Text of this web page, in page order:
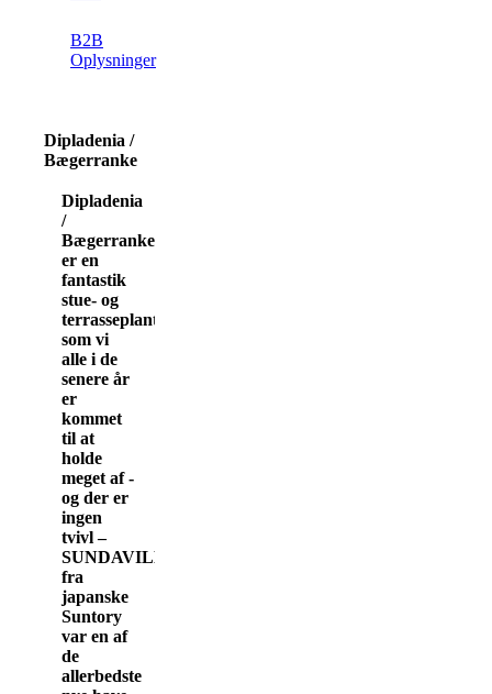
B2B
Oplysninger
Dipladenia /
Bægerranke
Dipladenia
/
Bægerranke
er en
fantastik
stue- og
terrasseplante,
som vi
alle i de
senere år
er
kommet
til at
holde
meget af -
og der er
ingen
tvivl –
SUNDAVILLE
fra
japanske
Suntory
var en af
de
allerbedste